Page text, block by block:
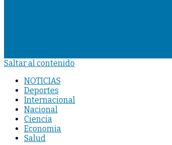
Saltar al contenido
NOTICIAS
Deportes
Internacional
Nacional
Ciencia
Economia
Salud